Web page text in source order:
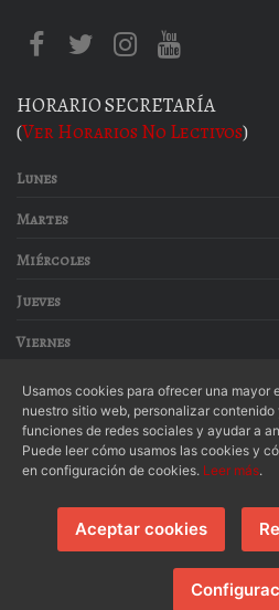
HORARIO SECRETARÍA
(Ver Horarios No Lectivos)
Lunes
Martes
Miércoles
Jueves
Viernes
Aviso Legal | Condiciones de Uso |
Política de Cookies
© 2026 -Formación Profesional
Usamos cookies para ofrecer una mayor
nuestro sitio web, personalizar
funciones de redes sociales y ayudar a
Puede leer cómo usamos las cookies y
en configuración de cookies. Leer más.
Aceptar cookies